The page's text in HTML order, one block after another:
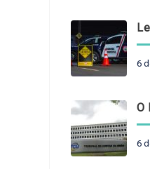
Lei
6
O
6